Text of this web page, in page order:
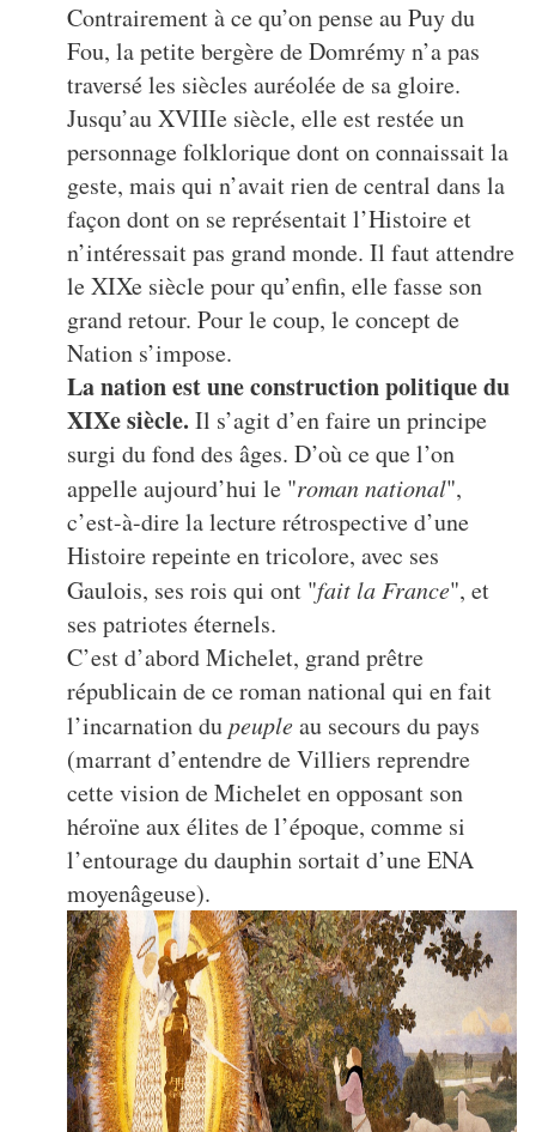
Contrairement à ce qu’on pense au Puy du
Fou, la petite bergère de Domrémy n’a pas
traversé les siècles auréolée de sa gloire.
Jusqu’au XVIIIe siècle, elle est restée un
personnage folklorique dont on connaissait la
geste, mais qui n’avait rien de central dans la
façon dont on se représentait l’Histoire et
n’intéressait pas grand monde. Il faut attendre
le XIXe siècle pour qu’enfin, elle fasse son
grand retour. Pour le coup, le concept de
Nation s’impose.
La nation est une construction politique du
XIXe siècle. Il s’agit d’en faire un principe
surgi du fond des âges. D’où ce que l’on
appelle aujourd’hui le "roman national",
c’est-à-dire la lecture rétrospective d’une
Histoire repeinte en tricolore, avec ses
Gaulois, ses rois qui ont "fait la France", et
ses patriotes éternels.
C’est d’abord Michelet, grand prêtre
républicain de ce roman national qui en fait
l’incarnation dupeupleau secours du pays
(marrant d’entendre de Villiers reprendre
cette vision de Michelet en opposant son
héroïne aux élites de l’époque, comme si
l’entourage du dauphin sortait d’une ENA
moyenâgeuse).